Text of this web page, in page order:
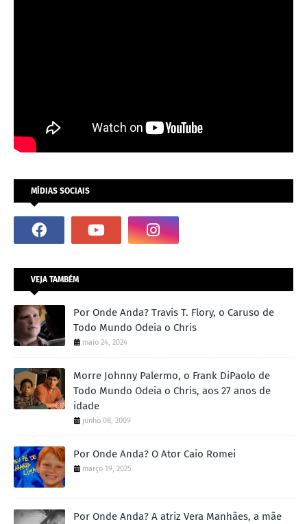
MÍDIAS SOCIAIS
VEJA TAMBÉM
Por Onde Anda? Travis T. Flory, o Caruso de
Todo Mundo Odeia o Chris
maio 24, 2024
Morre Johnny Palermo, o Frank DiPaolo de
Todo Mundo Odeia o Chris, aos 27 anos de
idade
junho 08, 2009
Por Onde Anda? O Ator Caio Romei
março 19, 2025
Por Onde Anda? A atriz Vera Manhães, a mãe